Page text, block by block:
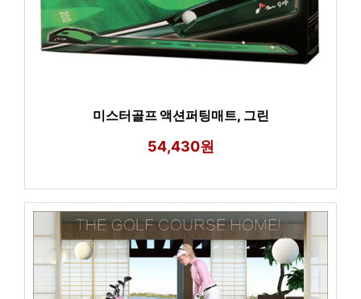
미스터골프 액션퍼팅매트, 그린
54,430원